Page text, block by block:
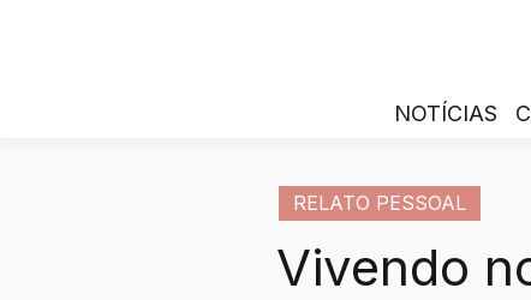
NOTÍCIAS
RELATO PESSOAL
Vivendo